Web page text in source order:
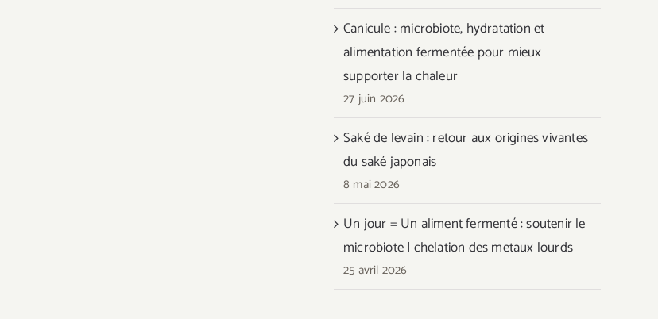
Canicule : microbiote, hydratation et
alimentation fermentée pour mieux
supporter la chaleur
27 juin 2026
Saké de levain : retour aux origines vivantes
du saké japonais
8 mai 2026
Un jour = Un aliment fermenté : soutenir le
microbiote | chelation des metaux lourds
25 avril 2026